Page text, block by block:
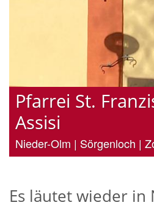
Pfarrei St.
Assisi
Nieder-Olm | Sörgenloch |
Es läutet wieder in